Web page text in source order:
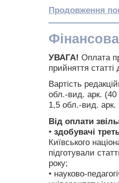
Продовження
УВАГА! Оплата
прийняття статті
Вартість
обл.-вид. арк. (40
1,5 обл.-вид. арк.
Від оплати
• здобувачі
Київського
підготували
року;
• науково-